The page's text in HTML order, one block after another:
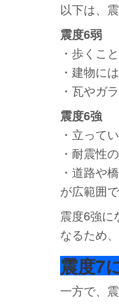
以下は、
震度6弱
・歩くこ
・建物に
・瓦やガ
震度6強
・立って
・耐震性
・道路や
が広範囲
震度6強に
なるため
震度7
一方で、